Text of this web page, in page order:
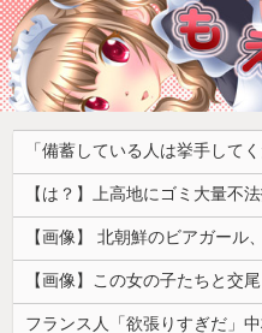
【画像】 北朝鮮のビアガール
【画像】この女の子たちと交